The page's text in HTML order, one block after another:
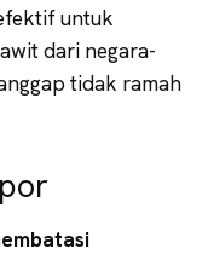
untuk
dari negara-
tidak ramah